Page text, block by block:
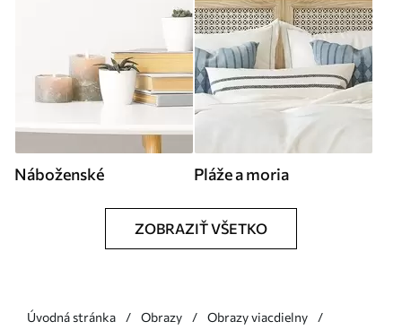
Náboženské Pláže a moria
ZOBRAZIŤ VŠETKO
Úvodná stránka Obrazy
Obrazy viacdielny